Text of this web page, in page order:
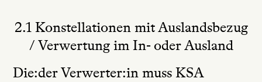
2.1 Konstellationen mit Auslandsbezug
/ Verwertung im In- oder Ausland
Die:der Verwerter:in muss KSA